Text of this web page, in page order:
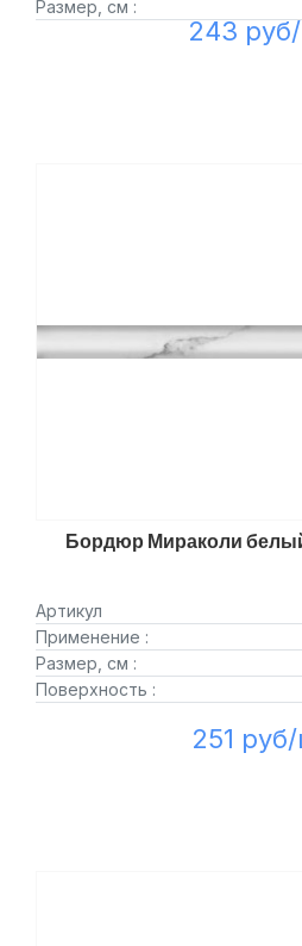
Размер, см :
243
Бордюр Мираколи
Артикул
Применение :
Размер, см :
Поверхность :
251